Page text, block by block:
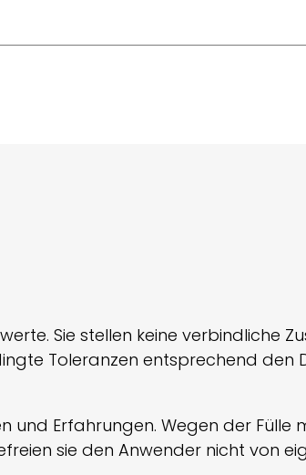
Sie stellen keine verbindliche
Toleranzen entsprechend den
Erfahrungen. Wegen der Fülle
sie den Anwender nicht von